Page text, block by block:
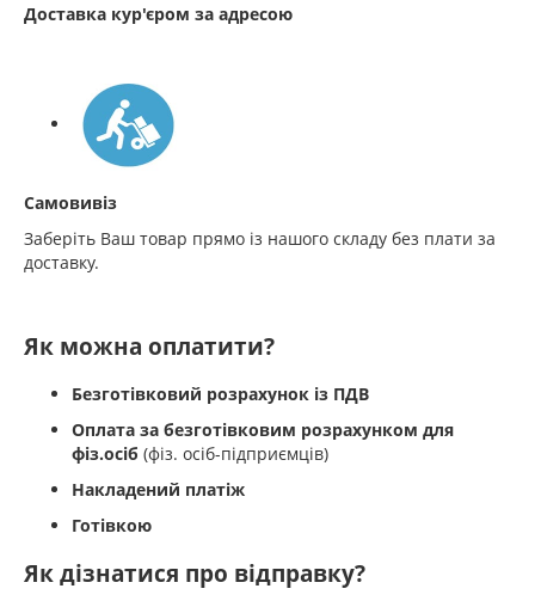
Доставка кур'єром за адресою
Самовивіз
Заберіть Ваш товар прямо із нашого складу без плати за
доставку.
Як можна оплатити?
Безготівковий розрахунок із ПДВ
Оплата за безготівковим розрахунком для
фіз.осіб (фіз. осіб-підприємців)
Накладений платіж
Готівкою
Як дізнатися про відправку?